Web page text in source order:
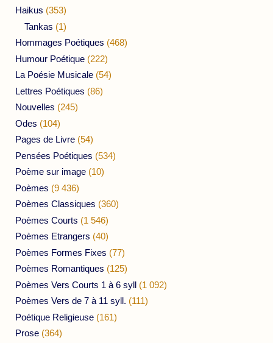
Haikus (353)
Tankas (1)
Hommages Poétiques (468)
Humour Poétique (222)
La Poésie Musicale (54)
Lettres Poétiques (86)
Nouvelles (245)
Odes (104)
Pages de Livre (54)
Pensées Poétiques (534)
Poème sur image (10)
Poèmes (9 436)
Poèmes Classiques (360)
Poèmes Courts (1 546)
Poèmes Etrangers (40)
Poèmes Formes Fixes (77)
Poèmes Romantiques (125)
Poèmes Vers Courts 1 à 6 syll (1 092)
Poèmes Vers de 7 à 11 syll. (111)
Poétique Religieuse (161)
Prose (364)